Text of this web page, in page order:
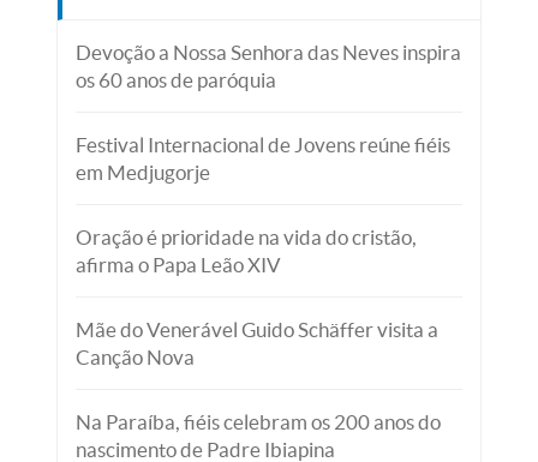
Devoção a Nossa Senhora das Neves inspira
os 60 anos de paróquia
Festival Internacional de Jovens reúne fiéis
em Medjugorje
Oração é prioridade na vida do cristão,
afirma o Papa Leão XIV
Mãe do Venerável Guido Schäffer visita a
Canção Nova
Na Paraíba, fiéis celebram os 200 anos do
nascimento de Padre Ibiapina